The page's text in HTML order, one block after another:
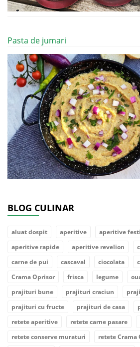
Pasta de jumari
BLOG CULINAR
aluat dospit aperitive aperitive
aperitive rapide
aperitive revelion
carne de pui
cascaval ciocolata
Crama Oprisor
frisca legume
prajituri bune
prajituri craciun
prajituri cu fructe
prajituri de casa
retete aperitive
retete carne pasare
retete conserve muraturi
retete Crama